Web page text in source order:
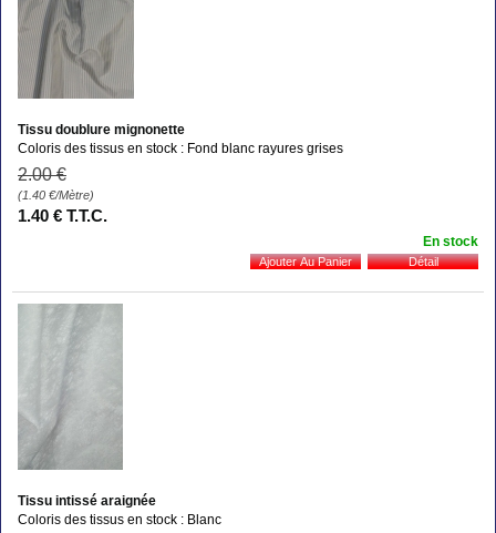
Tissu doublure mignonette
Coloris des tissus en stock : Fond blanc rayures grises
2.00 €
(1.40 €/Mètre)
1.40 € T.T.C.
En stock
Tissu intissé araignée
Coloris des tissus en stock : Blanc